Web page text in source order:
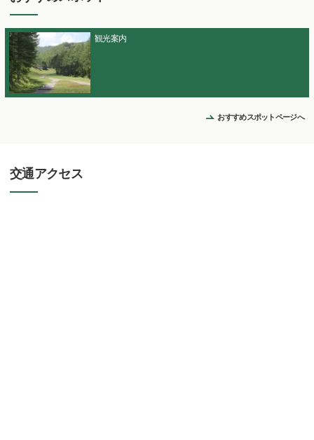
観光案内
おすすめスポットページへ
交通アクセス